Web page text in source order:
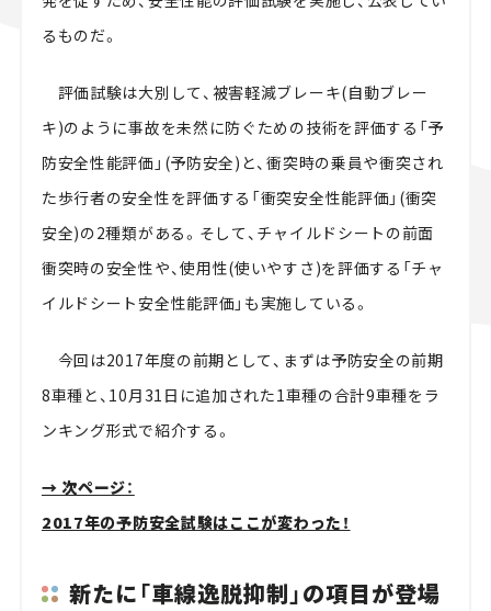
るものだ。
評価試験は大別して、被害軽減ブレーキ(自動ブレー
キ)のように事故を未然に防ぐための技術を評価する「予
防安全性能評価」(予防安全)と、衝突時の乗員や衝突され
た歩行者の安全性を評価する「衝突安全性能評価」(衝突
安全)の2種類がある。そして、チャイルドシートの前面
衝突時の安全性や、使用性(使いやすさ)を評価する「チャ
イルドシート安全性能評価」も実施している。
今回は2017年度の前期として、まずは予防安全の前期
8車種と、10月31日に追加された1車種の合計9車種をラ
ンキング形式で紹介する。
→ 次ページ：
2017年の予防安全試験はここが変わった！
新たに「車線逸脱抑制」の項目が登場